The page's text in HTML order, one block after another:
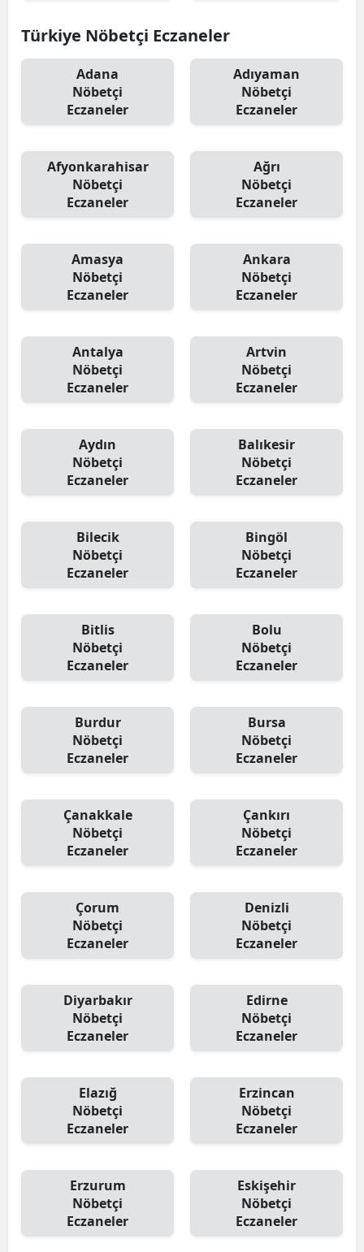
Türkiye Nöbetçi Eczaneler
Adana
Nöbetçi
Eczaneler
Adıyaman
Nöbetçi
Eczaneler
Afyonkarahisar
Nöbetçi
Eczaneler
Ağrı
Nöbetçi
Eczaneler
Amasya
Nöbetçi
Eczaneler
Ankara
Nöbetçi
Eczaneler
Antalya
Nöbetçi
Eczaneler
Artvin
Nöbetçi
Eczaneler
Aydın
Nöbetçi
Eczaneler
Balıkesir
Nöbetçi
Eczaneler
Bilecik
Nöbetçi
Eczaneler
Bingöl
Nöbetçi
Eczaneler
Bitlis
Nöbetçi
Eczaneler
Bolu
Nöbetçi
Eczaneler
Burdur
Nöbetçi
Eczaneler
Bursa
Nöbetçi
Eczaneler
Çanakkale
Nöbetçi
Eczaneler
Çankırı
Nöbetçi
Eczaneler
Çorum
Nöbetçi
Eczaneler
Denizli
Nöbetçi
Eczaneler
Diyarbakır
Nöbetçi
Eczaneler
Edirne
Nöbetçi
Eczaneler
Elazığ
Nöbetçi
Eczaneler
Erzincan
Nöbetçi
Eczaneler
Erzurum
Nöbetçi
Eczaneler
Eskişehir
Nöbetçi
Eczaneler